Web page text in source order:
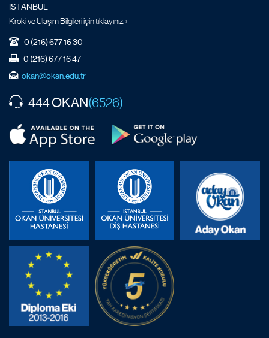
İSTANBUL
Kroki ve Ulaşım Bilgileri için tıklayınız. ›
0 (216) 677 16 30
0 (216) 677 16 47
okan@okan.edu.tr
444OKAN(6526)